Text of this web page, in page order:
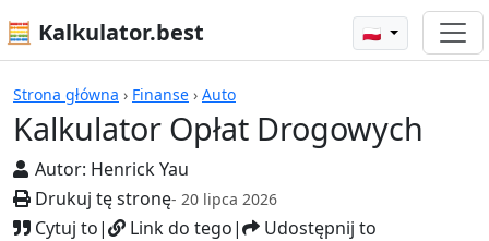
🧮 Kalkulator.best 🇵🇱
Strona główna › Finanse › Auto
Kalkulator Opłat Drogowych
Autor: Henrick Yau
Drukuj tę stronę- 20 lipca 2026
Cytuj to| Link do tego| Udostępnij to
Kalkulatory